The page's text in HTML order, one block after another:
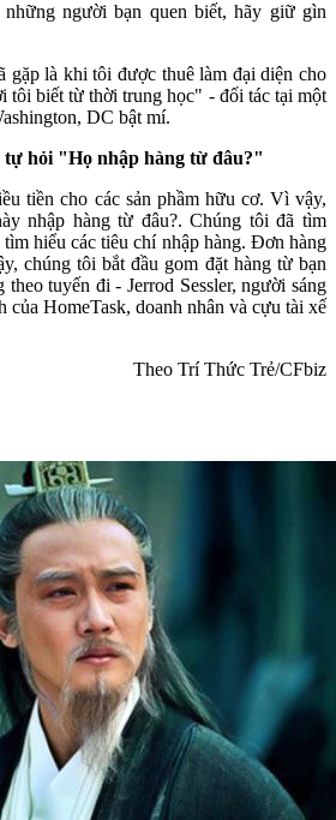
người bạn quen biết, hãy giữ gìn
gặp là khi tôi được thuê làm đại diện cho
tôi biết từ thời trung học" - đối tác tại một
DC bật mí.
tự hỏi "Họ nhập hàng từ đâu?"
tiền cho các sản phầm hữu cơ. Vì vậy,
nhập hàng từ đâu?. Chúng tôi đã tìm
hiểu các tiêu chí nhập hàng. Đơn hàng
chúng tôi bắt đầu gom đặt hàng từ bạn
theo tuyến đi - Jerrod Sessler, người sáng
của HomeTask, doanh nhân và cựu tài xế
Theo Trí Thức Trẻ/CFbiz